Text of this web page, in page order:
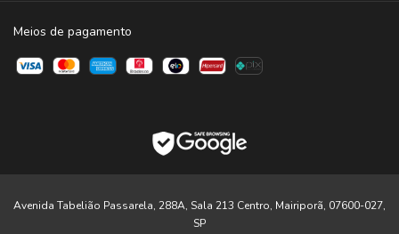
Meios de pagamento
Avenida Tabelião Passarela, 288A, Sala 213 Centro, Mairiporã, 07600-027,
SP